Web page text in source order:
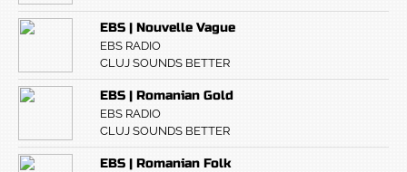
EBS | Nouvelle Vague
EBS RADIO
CLUJ SOUNDS BETTER
EBS | Romanian Gold
EBS RADIO
CLUJ SOUNDS BETTER
EBS | Romanian Folk